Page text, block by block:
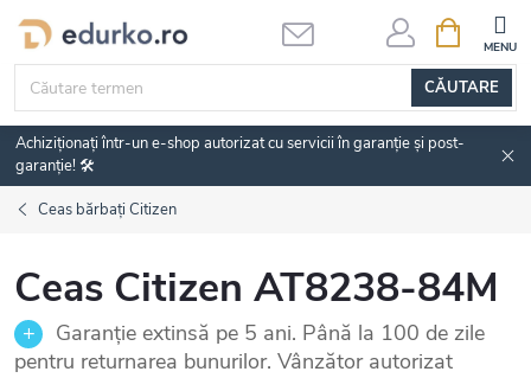
Treci
conținut
CĂUTARE
DE
Achiziționați într-un e-shop autorizat cu servicii în garanție și post-
garanție! 🛠️
Ceas bărbați Citizen
Ceas Citizen AT8238-84M
Garanție extinsă pe 5 ani. Până la 100 de zile
pentru returnarea bunurilor. Vânzător autorizat